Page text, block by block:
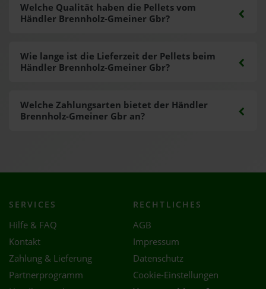
Welche Qualität haben die Pellets vom
Händler Brennholz-Gmeiner Gbr?
Wie lange ist die Lieferzeit der Pellets beim
Händler Brennholz-Gmeiner Gbr?
Welche Zahlungsarten bietet der Händler
Brennholz-Gmeiner Gbr an?
SERVICES
Hilfe & FAQ
Kontakt
Zahlung & Lieferung
Partnerprogramm
RECHTLICHES
AGB
Impressum
Datenschutz
Cookie-Einstellungen